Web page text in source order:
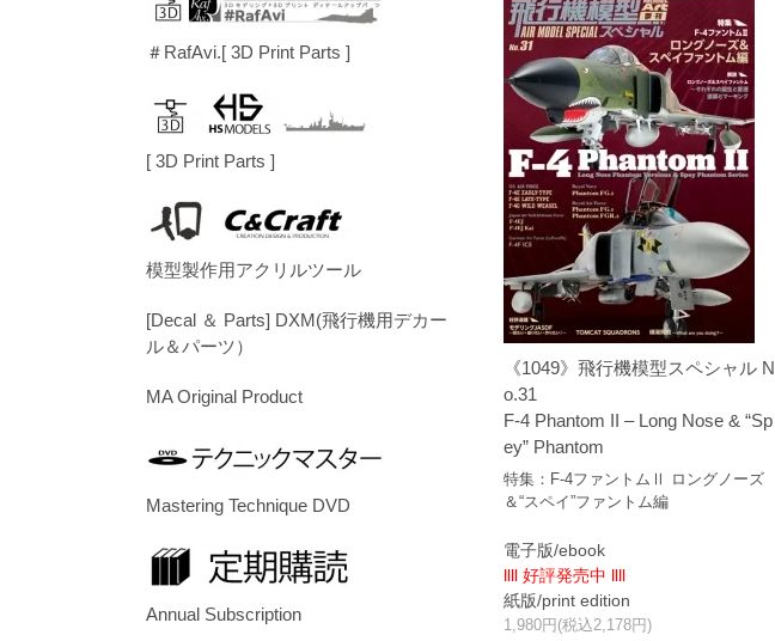
《1049》飛行機模型スペシャル N
o.31
F-4 Phantom II – Long Nose & “Sp
ey” Phantom
特集：F-4ファントムⅡ ロングノーズ
＆“スペイ”ファントム編
電子版/ebook
llll 好評発売中 llll
紙版/print edition
1,980円(税込2,178円)
＃RafAvi.[ 3D Print Parts ]
[ 3D Print Parts ]
模型製作用アクリルツール
[Decal ＆ Parts] DXM(飛行機用デカー
ル＆パーツ）
MA Original Product
Mastering Technique DVD
Annual Subscription